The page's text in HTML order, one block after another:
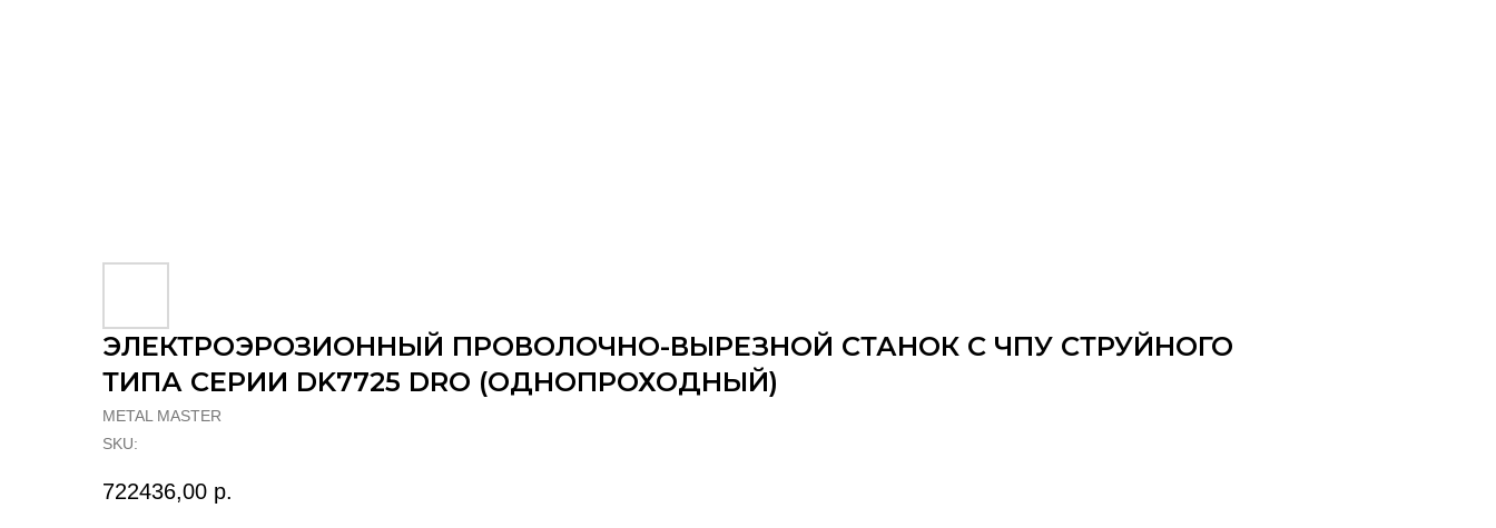
ЭЛЕКТРОЭРОЗИОННЫЙ ПРОВОЛОЧНО-ВЫРЕЗНОЙ СТАНОК С ЧПУ СТРУЙНОГО
ТИПА СЕРИИ DK7725 DRO (ОДНОПРОХОДНЫЙ)
METAL MASTER
SKU:
722436,00 р.